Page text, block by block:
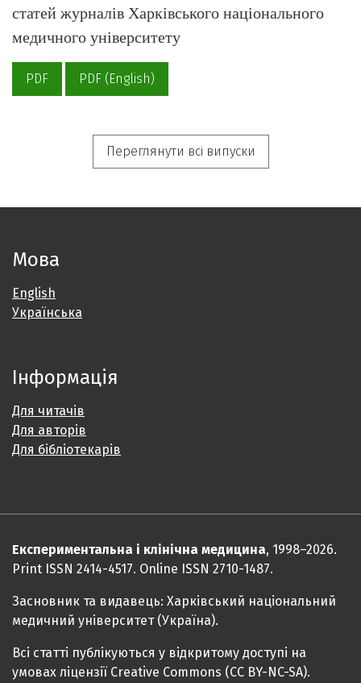
статей журналів Харківського національного
медичного університету
PDF PDF (English)
Переглянути всі випуски
Мова
English
Українська
Інформація
Для читачів
Для авторів
Для бібліотекарів
Експериментальна і клінічна медицина, 1998–2026.
Print ISSN 2414-4517. Online ISSN 2710-1487.
Засновник та видавець: Харківський національний
медичний університет (Україна).
Всі статті публікуються у відкритому доступі на
умовах ліцензії Creative Commons (CC BY-NC-SA).